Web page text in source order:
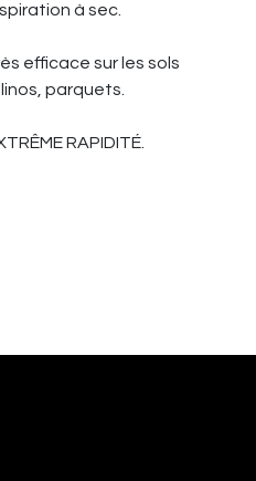
à sec.
efficace sur les sols
parquets.
RAPIDITÉ.